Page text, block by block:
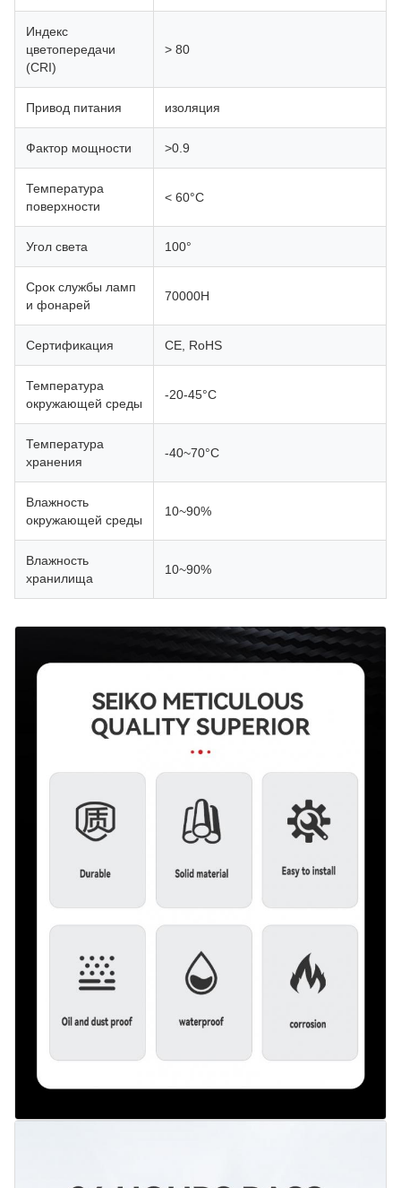
Индекс
цветопередачи
(CRI)
> 80
Привод питания изоляция
Фактор мощности >0.9
Температура
поверхности
< 60°C
Угол света 100°
Срок службы ламп
и фонарей
70000H
Сертификация CE, RoHS
Температура
окружающей среды
-20-45°С
Температура
хранения
-40~70°C
Влажность
окружающей среды
10~90%
Влажность
хранилища
10~90%